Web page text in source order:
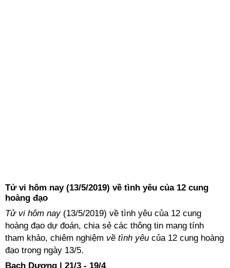
Tử vi hôm nay (13/5/2019) về tình yêu của 12 cung
hoàng đạo
Tử vi hôm nay(13/5/2019) về tình yêu của 12 cung
hoàng đạo dự đoán, chia sẻ các thông tin mang tính
tham khảo, chiêm nghiệm về tình yêu của 12 cung hoàng
đạo trong ngày 13/5.
Bạch Dương | 21/3 - 19/4